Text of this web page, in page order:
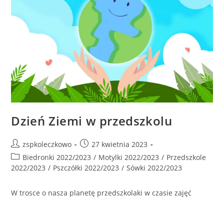
Dzień Ziemi w przedszkolu
zspkoleczkowo
27 kwietnia 2023
Biedronki 2022/2023 / Motylki 2022/2023 / Przedszkole
2022/2023 / Pszczółki 2022/2023 / Sówki 2022/2023
W trosce o nasza planetę przedszkolaki w czasie zajęć